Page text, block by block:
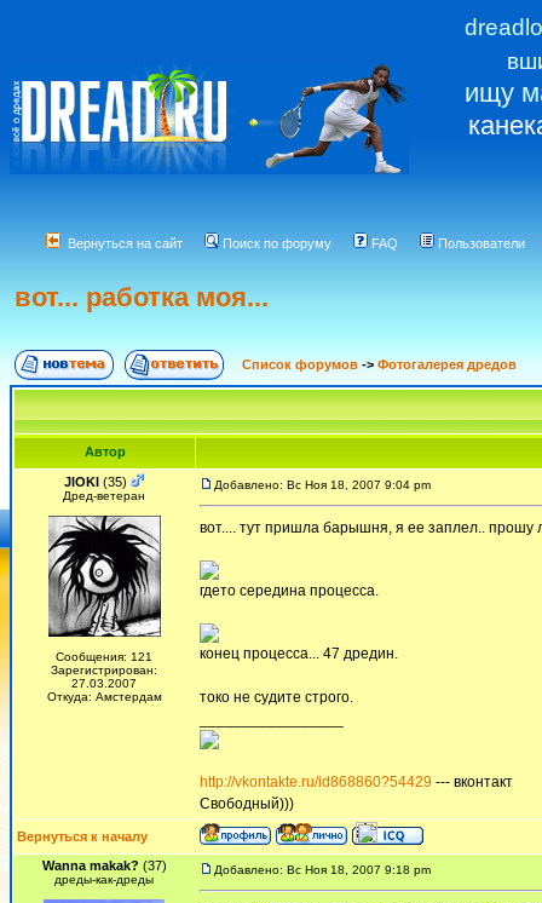
ищу
Вернуться на сайт Поиск по форуму FAQ Пользователи
вот... работка моя...
Список форумов -> Фотогалерея дредов
Автор
JlOKI (35)
Дред-ветеран
Сообщения: 121
Зарегистрирован:
27.03.2007
Откуда: Амстердам
Добавлено: Вс Ноя 18, 2007 9:04 pm
вот.... тут пришла барышня, я ее заплел.. прошу
гдето середина процесса.
конец процесса... 47 дредин.
токо не судите строго.
http://vkontakte.ru/id868860?54429 --- вконтакт
Свободный)))
Вернуться к началу
Wanna makak? (37)
дреды-как-дреды
Добавлено: Вс Ноя 18, 2007 9:18 pm